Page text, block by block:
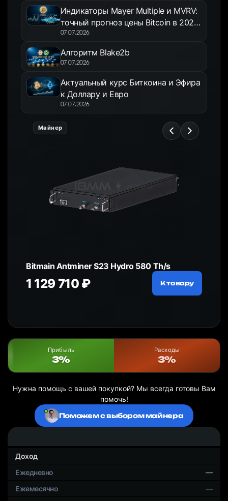
Индикаторы Mayer Multiple и MVRV:
точный прогноз цены Bitcoin в 2026
году
07.07.2026
Алгоритм Blake2b
07.07.2026
Актуальный курс Биткоина и Эфира
к Доллару и Евро
07.07.2026
Майнер
Bitmain Antminer S23 Hydro 580 Th/s
1 129 710 ₽ К товару
Прибыль
3%
Расходы
3%
Нужна помощь с вашей покупкой? Мы всегда готовы Вам
помочь!
Поможем с выбором майнера
Доход
—
—